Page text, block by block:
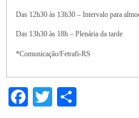
Das 12h30 às 13h30 – Intervalo para
Das 13h30 às 18h – Plenária da tarde
*Comunicação/Fetrafi-RS
Facebook
Twitter